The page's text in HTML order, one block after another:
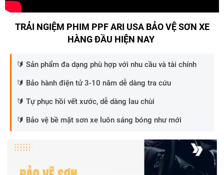
TRẢI NGIỆM PHIM PPF ARI USA BẢO VỆ SƠN XE
HÀNG ĐẦU HIỆN NAY
🔰 Sản phẩm đa dạng phù hợp với nhu cầu và tài chính
🔰 Bảo hành điện tử 3-10 năm dễ dàng tra cứu
🔰 Tự phục hồi vết xước, dễ dàng lau chùi
🔰 Bảo vệ bề mặt sơn xe luôn sáng bóng như mới